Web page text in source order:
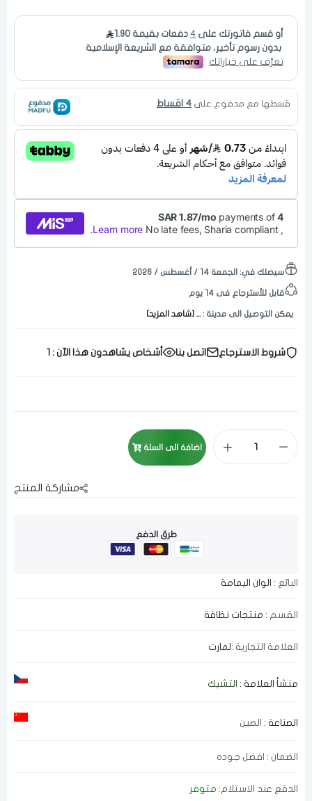
قسطها مع مدفوع على 4 اقساط
سيصلك في: الجمعة ١٤ / أغسطس / ٢٠٢٦
قابل للأسترجاع فى 14 يوم
يمكن التوصيل الى مدينة :... [شاهد المزيد]
شروط الاسترجاع اتصل بنا أشخاص يشاهدون هذا الآن : 1
اضافة الى السلة
مشاركة المنتج
طرق الدفع
البائع : الوان اليمامة
القسم : منتجات نظافة
العلامة التجارية : لمارت
منشأ العلامة : التشيك
الصناعة : الصين
الضمان : افضل جوده
الدفع عند الاستلام: متوفر